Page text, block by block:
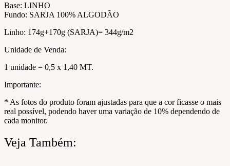
Base: LINHO
Fundo: SARJA 100% ALGODÃO
Linho: 174g+170g (SARJA)= 344g/m2
Unidade de Venda:
1 unidade = 0,5 x 1,40 MT.
Importante:
* As fotos do produto foram ajustadas para que a cor ficasse o mais
real possível, podendo haver uma variação de 10% dependendo de
cada monitor.
Veja Também: